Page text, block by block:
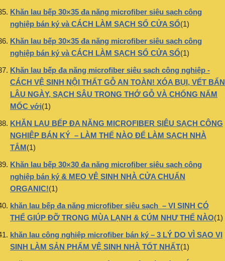
Khăn lau bếp 30×35 đa năng microfiber siêu sạch công
nghiệp bán ký và CÁCH LÀM SẠCH SỔ CỬA SỔ(1)
Khăn lau bếp 30×35 đa năng microfiber siêu sạch công
nghiệp bán ký và CÁCH LÀM SẠCH SỔ CỬA SỔ(1)
Khăn lau bếp đa năng microfiber siêu sạch công nghiệp -
CÁCH VỆ SINH NỘI THẤT GỖ AN TOÀN! XÓA BỤI, VẾT BẨN
LÂU NGÀY, SẠCH SÂU TRONG THỚ GỖ VÀ CHỐNG NẤM
MỐC với(1)
KHĂN LAU BẾP ĐA NĂNG MICROFIBER SIÊU SẠCH CÔNG
NGHIỆP BÁN KÝ – LÀM THẾ NÀO ĐỂ LÀM SẠCH NHÀ
TẮM(1)
Khăn lau bếp 30×30 đa năng microfiber siêu sạch công
nghiệp bán ký & MẸO VỆ SINH NHÀ CỬA CHUẨN
ORGANIC!(1)
khăn lau bếp đa năng microfiber siêu sạch – VI SINH CÓ
THỂ GIÚP ĐỠ TRONG MÙA LẠNH & CÚM NHƯ THẾ NÀO(1)
khăn lau công nghiệp microfiber bán ký – 3 LÝ DO VÌ SAO VI
SINH LÀM SẢN PHẨM VỆ SINH NHÀ TỐT NHẤT(1)